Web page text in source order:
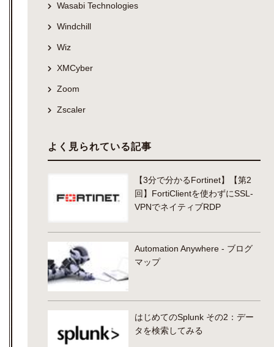
Wasabi Technologies
Windchill
Wiz
XMCyber
Zoom
Zscaler
よく見られている記事
【3分で分かるFortinet】【第2
回】FortiClientを使わずにSSL-
VPNでネイティブRDP
Automation Anywhere - ブログ
マップ
はじめてのSplunk その2：デー
タを検索してみる